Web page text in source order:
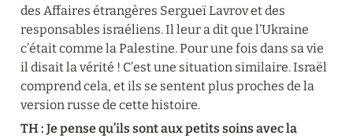
des Affaires étrangères Sergueï Lavrov et des
responsables israéliens. Il leur a dit que l’Ukraine
c’était comme la Palestine. Pour une fois dans sa vie
il disait la vérité ! C’est une situation similaire. Israël
comprend cela, et ils se sentent plus proches de la
version russe de cette histoire.
TH : Je pense qu’ils sont aux petits soins avec la